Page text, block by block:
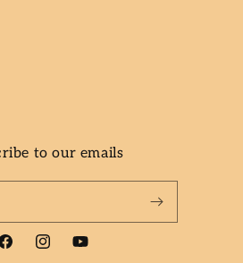
to our emails
FacebookInstagramYouTube